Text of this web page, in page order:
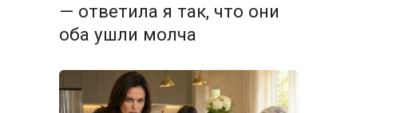
— ответила я так, что они
оба ушли молча